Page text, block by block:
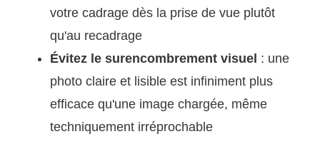
votre cadrage dès la prise de vue plutôt
qu'au recadrage
Évitez le surencombrement visuel : une
photo claire et lisible est infiniment plus
efficace qu'une image chargée, même
techniquement irréprochable